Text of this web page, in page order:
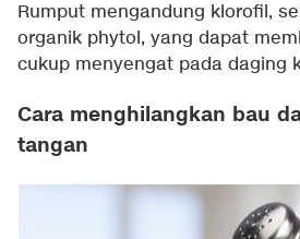
Rumput mengandung klorofil,
organik phytol, yang dapat
cukup menyengat pada daging
Cara menghilangkan bau
tangan